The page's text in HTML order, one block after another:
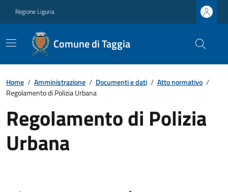
Regione Liguria
Comune di Taggia
Home / Amministrazione / Documenti e dati / Atto normativo /
Regolamento di Polizia Urbana
Regolamento di Polizia
Urbana